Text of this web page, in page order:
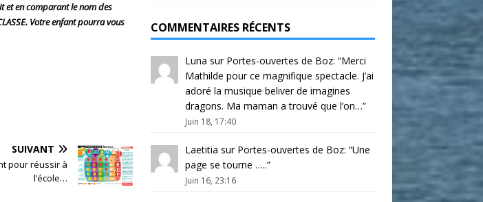
en comparant le nom des
Votre enfant pourra vous
SUIVANT
pour réussir à
l’école…
COMMENTAIRES RÉCENTS
Luna sur Portes-ouvertes de Boz: “Merci
Mathilde pour ce magnifique spectacle. J’ai
adoré la musique beliver de imagines
dragons. Ma maman a trouvé que l’on…”
Juin 18, 17:40
Laetitia sur Portes-ouvertes de Boz: “Une
page se tourne …..”
Juin 16, 23:16